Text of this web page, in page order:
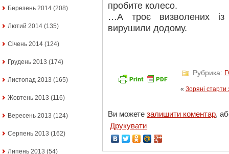
Березень 2014 (208)
Лютий 2014 (135)
Січень 2014 (124)
Грудень 2013 (174)
Листопад 2013 (165)
Жовтень 2013 (116)
Вересень 2013 (124)
Серпень 2013 (162)
Липень 2013 (54)
пробите колесо.
…А троє визволених
вирушили додому.
Рубрика:
« Зоряні старти
Ви можете залишити коментар,
Друкувати